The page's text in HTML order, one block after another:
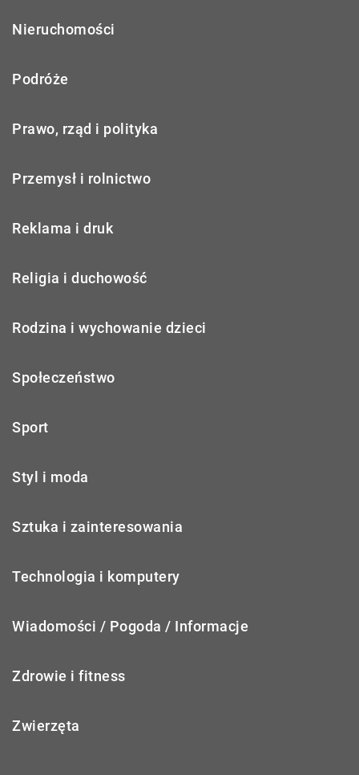
Nieruchomości
Podróże
Prawo, rząd i polityka
Przemysł i rolnictwo
Reklama i druk
Religia i duchowość
Rodzina i wychowanie dzieci
Społeczeństwo
Sport
Styl i moda
Sztuka i zainteresowania
Technologia i komputery
Wiadomości / Pogoda / Informacje
Zdrowie i fitness
Zwierzęta